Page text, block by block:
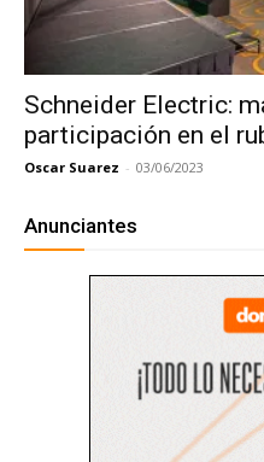
Schneider Electric:
participación en el
Oscar Suarez - 03/06/2023
Anunciantes